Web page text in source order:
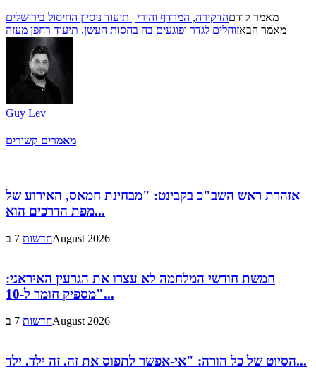
מאמר קודםהדקירה, המרדף והירי | תיעוד ניסיון החיסול בירושלים
מאמר הבאזוחלים לגדר ופוגעים בה בחסות העשן. תיעוד רחפן מעזה
Guy Lev
מאמרים קשורים
אזהרת ראש השב"כ בקבינט: "מבחינת חמאס, האירוע של
מפת הדרכים הוא...
חדשות7 בAugust 2026
חמשת חודשי המלחמה לא עצרו את הגרעין האיראני:
"מספיק חומר ל-10...
חדשות7 בAugust 2026
הסיוט של כל הורה: "אי-אפשר לתפוס את זה. זה ילד. ילד...